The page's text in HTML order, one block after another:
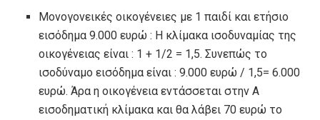
Μονογονεικές οικογένειες με 1 παιδί και ετήσιο
εισόδημα 9.000 ευρώ : Η κλίμακα ισοδυναμίας της
οικογένειας είναι : 1 + 1/2 = 1,5. Συνεπώς το
ισοδύναμο εισόδημα είναι : 9.000 ευρώ / 1,5= 6.000
ευρώ. Άρα η οικογένεια εντάσσεται στην Α
εισοδηματική κλίμακα και θα λάβει 70 ευρώ το